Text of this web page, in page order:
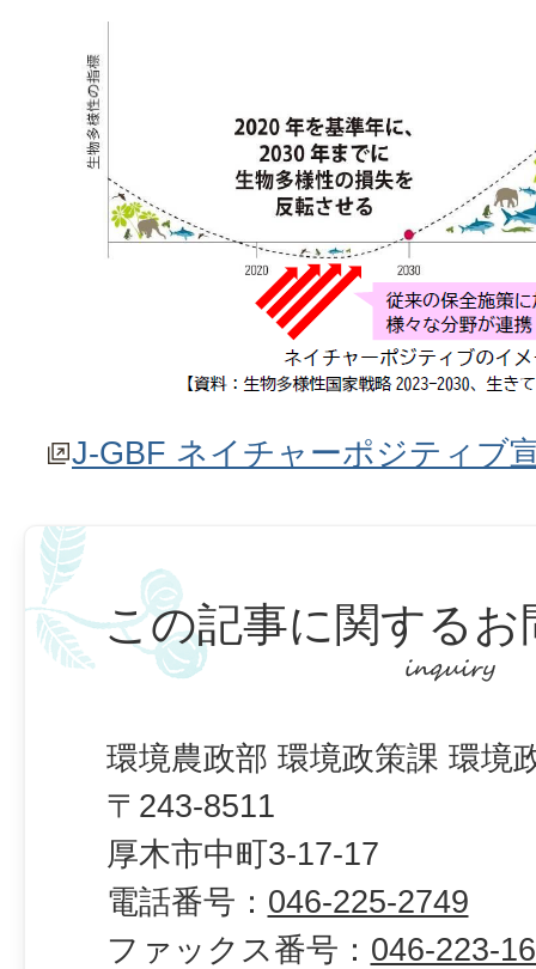
J-GBF ネイチャーポジティブ
この記事に関するお
環境農政部 環境政策課 環境
〒243-8511
厚木市中町3-17-17
電話番号： 046-225-2749
ファックス番号： 046-223-